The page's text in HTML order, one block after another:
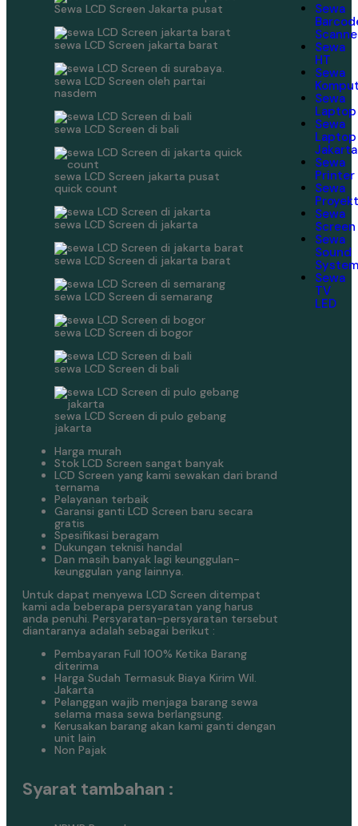
Sewa LCD Screen Jakarta pusat
sewa LCD Screen jakarta barat
sewa LCD Screen oleh partai
nasdem
sewa LCD Screen di bali
sewa LCD Screen jakarta pusat
quick count
sewa LCD Screen di jakarta
sewa LCD Screen di jakarta barat
sewa LCD Screen di semarang
sewa LCD Screen di bogor
sewa LCD Screen di bali
sewa LCD Screen di pulo gebang
jakarta
Harga murah
Stok LCD Screen sangat banyak
LCD Screen yang kami sewakan dari brand
ternama
Pelayanan terbaik
Garansi ganti LCD Screen baru secara
gratis
Spesifikasi beragam
Dukungan teknisi handal
Dan masih banyak lagi keunggulan-
keunggulan yang lainnya.
Untuk dapat menyewa LCD Screen ditempat
kami ada beberapa persyaratan yang harus
anda penuhi. Persyaratan-persyaratan tersebut
diantaranya adalah sebagai berikut :
Pembayaran Full 100% Ketika Barang
diterima
Harga Sudah Termasuk Biaya Kirim Wil.
Jakarta
Pelanggan wajib menjaga barang sewa
selama masa sewa berlangsung.
Kerusakan barang akan kami ganti dengan
unit lain
Non Pajak
Syarat tambahan :
Sewa
Sewa
HT
Sewa
Sewa
Laptop
Sewa
Laptop
Jakarta
Sewa
Printer
Sewa
Sewa
Screen
Sewa
Sound
System
Sewa
TV
LED